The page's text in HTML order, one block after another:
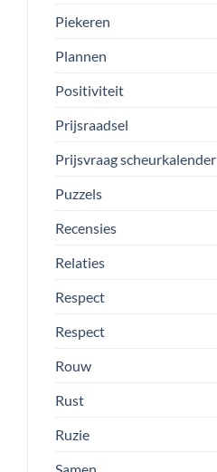
Piekeren
Plannen
Positiviteit
Prijsraadsel
Prijsvraag scheurkalender
Puzzels
Recensies
Relaties
Respect
Respect
Rouw
Rust
Ruzie